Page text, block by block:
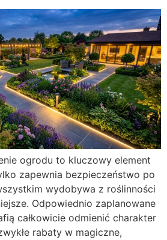
ogrodu to kluczowy element
zapewnia bezpieczeństwo po
wydobywa z roślinności
Odpowiednio zaplanowane
całkowicie odmienić charakter
rabaty w magiczne,